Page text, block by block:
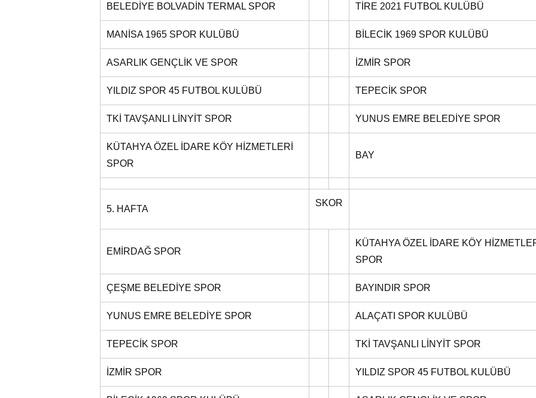
BELEDİYE BOLVADİN TERMAL SPOR TİRE 2021 FUTBOL KULÜBÜ
MANİSA 1965 SPOR KULÜBÜ BİLECİK 1969 SPOR KULÜBÜ
ASARLIK GENÇLİK VE SPOR İZMİR SPOR
YILDIZ SPOR 45 FUTBOL KULÜBÜ TEPECİK SPOR
TKİ TAVŞANLI LİNYİT SPOR YUNUS EMRE BELEDİYE SPOR
KÜTAHYA ÖZEL İDARE KÖY HİZMETLERİ
SPOR
BAY
5. HAFTA
SKOR
EMİRDAĞ SPOR
KÜTAHYA ÖZEL İDARE KÖY
SPOR
ÇEŞME BELEDİYE SPOR BAYINDIR SPOR
YUNUS EMRE BELEDİYE SPOR ALAÇATI SPOR KULÜBÜ
TEPECİK SPOR TKİ TAVŞANLI LİNYİT SPOR
İZMİR SPOR YILDIZ SPOR 45 FUTBOL KULÜBÜ